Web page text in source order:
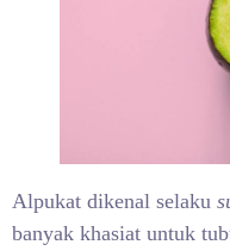
Alpukat dikenal selaku
banyak khasiat untuk